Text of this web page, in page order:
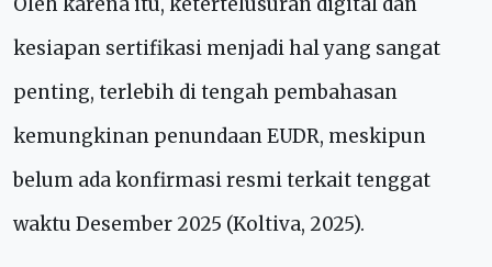
kesiapan sertifikasi menjadi hal yang sangat
penting, terlebih di tengah pembahasan
kemungkinan penundaan EUDR, meskipun
belum ada konfirmasi resmi terkait tenggat
waktu Desember 2025 (Koltiva, 2025).